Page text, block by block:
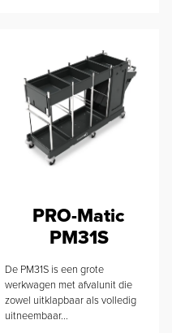
PRO-Matic
PM31S
De PM31S is een grote
werkwagen met afvalunit die
zowel uitklapbaar als volledig
uitneembaar...